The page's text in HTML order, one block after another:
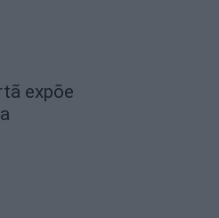
expõe